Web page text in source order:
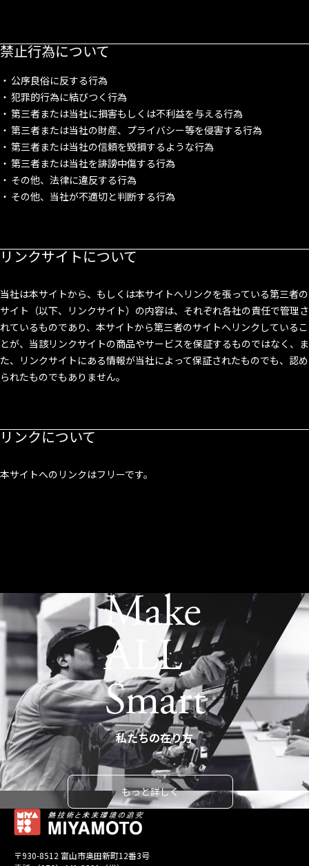
禁止行為について
公序良俗に反する行為
犯罪的行為に結びつく行為
第三者または当社に損害もしくは不利益を与える行為
第三者または当社の財産、プライバシー等を侵害する行為
第三者または当社の信頼を毀損するような行為
第三者または当社を誹謗中傷する行為
その他、法律に違反する行為
その他、当社が不適切と判断する行為
リンクサイトについて
当社は本サイトから、もしくは本サイトへリンクを張っている第三者の
サイト（以下、リンクサイト）の内容は、それぞれ各社の責任で管理さ
れているものであり、本サイトから第三者のサイトへリンクしているこ
とが、当該リンクサイトの商品やサービスを保証するものではなく、ま
た、リンクサイトにある情報が当社によって保証されたものでも、認め
られたものでもありません。
リンクについて
本サイトへのリンクはフリーです。
Make ALL Smart
私たちの在り方
もっと詳しく
〒930-8512 富山市奥田新町12番3号